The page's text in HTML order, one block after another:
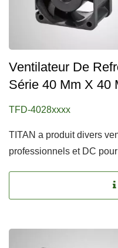
Ventilateur De
Série 40 Mm X 40
TFD-4028xxxx
TITAN a produit divers
professionnels et DC